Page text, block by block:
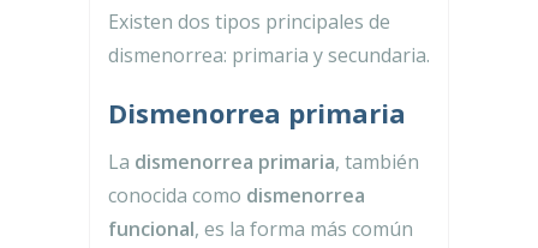
Existen dos tipos principales de
dismenorrea: primaria y secundaria.
Dismenorrea primaria
La dismenorrea primaria, también
conocida como dismenorrea
funcional, es la forma más común